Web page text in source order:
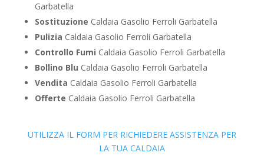
Garbatella
Sostituzione Caldaia Gasolio Ferroli Garbatella
Pulizia Caldaia Gasolio Ferroli Garbatella
Controllo Fumi Caldaia Gasolio Ferroli Garbatella
Bollino Blu Caldaia Gasolio Ferroli Garbatella
Vendita Caldaia Gasolio Ferroli Garbatella
Offerte Caldaia Gasolio Ferroli Garbatella
UTILIZZA IL FORM PER RICHIEDERE ASSISTENZA PER
LA TUA CALDAIA